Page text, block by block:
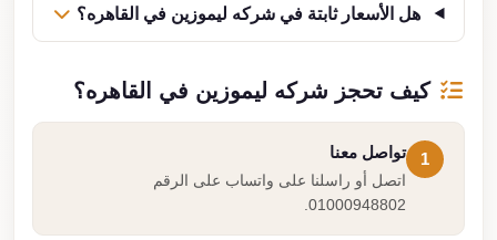
هل الأسعار ثابتة في شركه ليموزين في القاهره؟
كيف تحجز شركه ليموزين في القاهره؟
1
تواصل معنا
اتصل أو راسلنا على واتساب على الرقم
01000948802.